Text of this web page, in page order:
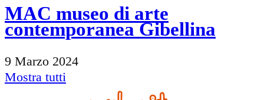
MAC museo di arte
contemporanea Gibellina
9 Marzo 2024
Mostra tutti